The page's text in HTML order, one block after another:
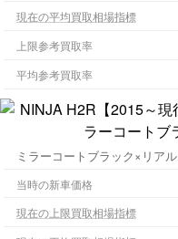
現在の平均買取相場指標
上限参考買取率
平均参考買取率
ミラーコートブラック×リア
当時の新車価格
現在の上限買取相場指標